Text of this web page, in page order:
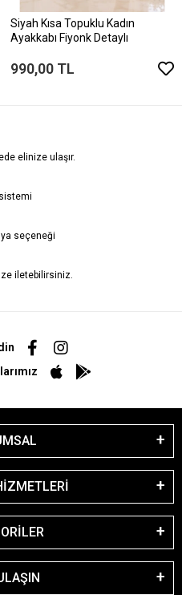
Siyah Kısa Topuklu Kadın
Ayakkabı Fiyonk Detaylı
990,00 TL
elinize ulaşır.
seçeneği
iletebilirsiniz.